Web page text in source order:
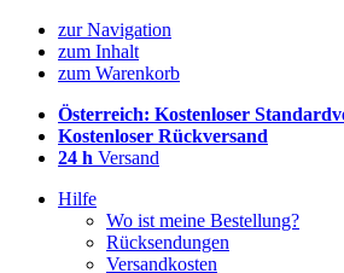
zur Navigation
zum Inhalt
zum Warenkorb
Österreich: Kostenloser
Kostenloser Rückversand
24 h Versand
Hilfe
Wo ist meine Bestellung?
Rücksendungen
Versandkosten